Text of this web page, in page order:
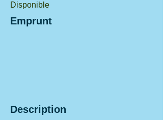
Disponible
Emprunt
Description